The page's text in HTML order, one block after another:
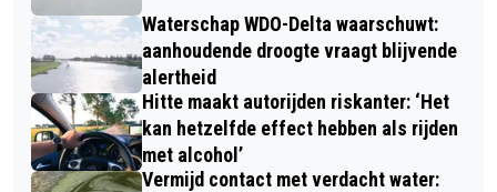
Waterschap WDO-Delta waarschuwt:
aanhoudende droogte vraagt blijvende
alertheid
Hitte maakt autorijden riskanter: ‘Het
kan hetzelfde effect hebben als rijden
met alcohol’
Vermijd contact met verdacht water: